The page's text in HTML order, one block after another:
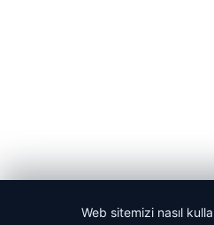
Web sitemizi nasıl